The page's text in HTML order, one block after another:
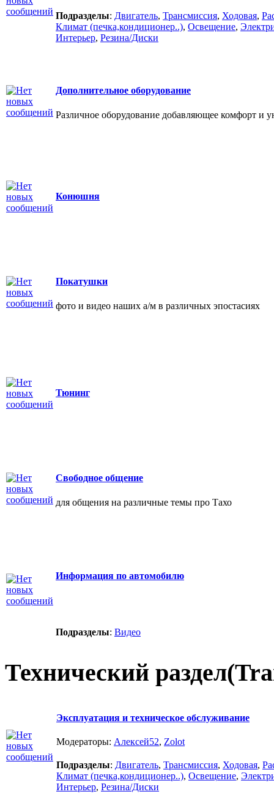
Подразделы: Двигатель, Трансмиссия, Ходовая,
Климат (печка,кондиционер..), Освещение,
Интерьер, Резина/Диски
Дополнительное оборудование
Различное оборудование добавляющее комфорт и
Конюшня
Покатушки
фото и видео наших а/м в различных эпостасиях
Тюнинг
Свободное общение
для общения на различные темы про Тахо
Информация по автомобилю
Подразделы: Видео
Технический
Эксплуатация и техническое обслуживание
Модераторы: Алексей52, Zolot
Подразделы: Двигатель, Трансмиссия, Ходовая,
Климат (печка,кондиционер..), Освещение,
Интерьер, Резина/Диски